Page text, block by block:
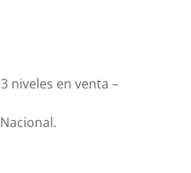
niveles en venta –